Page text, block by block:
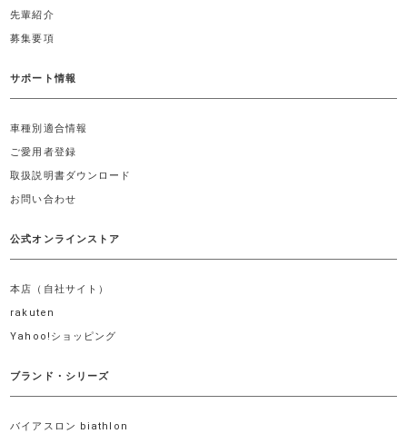
先輩紹介
募集要項
サポート情報
車種別適合情報
ご愛用者登録
取扱説明書ダウンロード
お問い合わせ
公式オンラインストア
本店（自社サイト）
rakuten
Yahoo!ショッピング
ブランド・シリーズ
バイアスロン biathlon